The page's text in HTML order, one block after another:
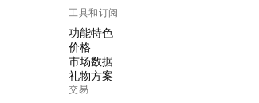
工具和订阅
功能特色
价格
市场数据
礼物方案
交易